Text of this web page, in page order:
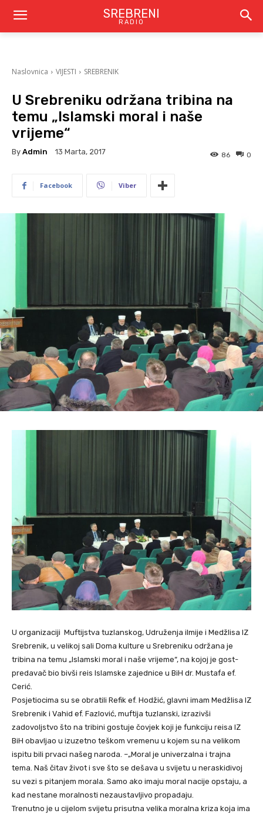
SREBRENI
RADIO
Naslovnica VIJESTI SREBRENIK
U Srebreniku održana tribina na
temu „Islamski moral i naše
vrijeme“
By Admin 13 Marta, 2017 0
86
Facebook Viber
U organizaciji Muftijstva tuzlanskog, Udruženja ilmije i Medžlisa IZ
Srebrenik, u velikoj sali Doma kulture u Srebreniku održana je
tribina na temu „Islamski moral i naše vrijeme“, na kojoj je gost-
predavač bio bivši reis Islamske zajednice u BiH dr. Mustafa ef.
Cerić.
Posjetiocima su se obratili Refik ef. Hodžić, glavni imam Medžlisa IZ
Srebrenik i Vahid ef. Fazlović, muftija tuzlanski, izrazivši
zadovoljstvo što na tribini gostuje čovjek koji je funkciju reisa IZ
BiH obavljao u izuzetno teškom vremenu u kojem su na velikom
ispitu bili prvaci našeg naroda. –„Moral je univerzalna i trajna
tema. Naš čitav život i sve što se dešava u svijetu u neraskidivoj
su vezi s pitanjem morala. Samo ako imaju moral nacije opstaju, a
kad nestane moralnosti nezaustavljivo propadaju.
Trenutno je u cijelom svijetu prisutna velika moralna kriza koja ima